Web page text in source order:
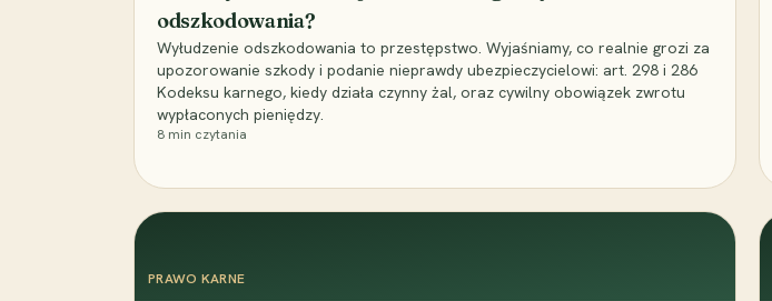
odszkodowania?
Wyłudzenie odszkodowania to przestępstwo. Wyjaśniamy, co realnie grozi za
upozorowanie szkody i podanie nieprawdy ubezpieczycielowi: art. 298 i 286
Kodeksu karnego, kiedy działa czynny żal, oraz cywilny obowiązek zwrotu
wypłaconych pieniędzy.
8 min czytania
PRAWO KARNE